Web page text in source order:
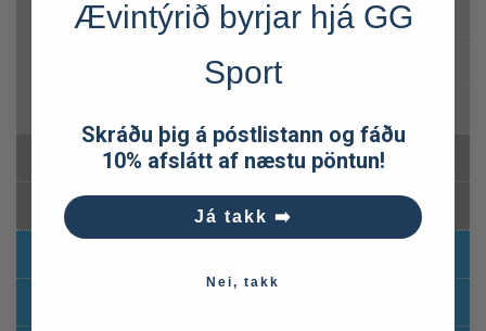
P001
P002
Linsur
Aukahlutir fyrir sólgleraugu
Ævintýrið byrjar hjá GG
Sport
Skráðu þig á póstlistann og fáðu
10% afslátt af næstu pöntun!
Já takk ➡️
Nei, takk